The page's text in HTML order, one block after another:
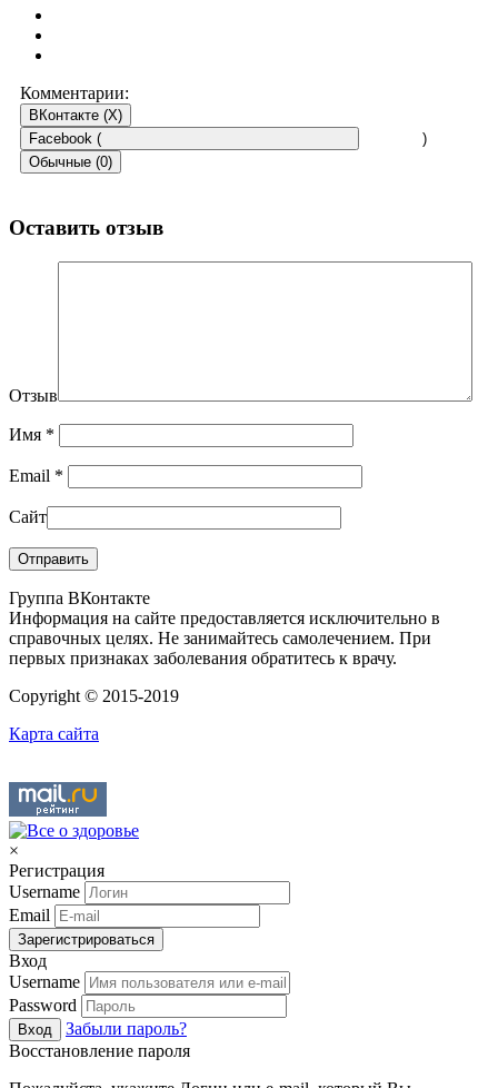
Комментарии:
ВКонтакте (X)
Facebook (
)
Обычные (0)
Оставить отзыв
Отзыв
Имя *
Email *
Сайт
Группа ВКонтакте
Информация на сайте предоставляется исключительно в
справочных целях. Не занимайтесь самолечением. При
первых признаках заболевания обратитесь к врачу.
Copyright © 2015-2019
Карта сайта
×
Регистрация
Username
Email
Зарегистрироваться
Вход
Username
Password
Вход
Забыли пароль?
Восстановление пароля